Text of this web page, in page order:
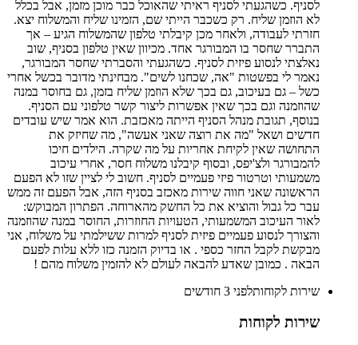
לסניף. כשהגעתי לסניף ראיתי שהאוכל כבר מוכן מזמן, אבל בכלל
לא הוזמן שליח. רק כשכבר הייתי שם, הזמינו שליח והמשלוח יצא.
חזרתי לעבודה, ולאחר מכן קיבלתי טלפון שהמשלוח הגיע – אך
התברר שחסר בו המבורגר אחד. מכיוון שאין טלפון בסניף, שוב
נאלצתי לנסוע פיזית לסניף. כשהגעתי והסברתי שחסר המבורגר,
נאמר לי בפשטות "אה, שכחנו לשים". מבחינתי מדובר בכשל אחרי
כשל – גם בעיכוב, גם בכך שלא הוזמן שליח בזמן, גם בחוסר במנה
שהוזמנה וגם בכך שאין אפשרות ליצור קשר טלפוני עם הסניף.
בנוסף, תגובת מנהל הסניף הייתה מאכזבת. הוא אמר שיש עובדים
חדשים ושאל "מה את רוצה שאני אעשה", מה שחיזק את
התחושה שאין לקיחת אחריות על מה שקרה. הילדים חיכו
להמבורגר ולצ'יפס, ובסוף קיבלנו משלוח חסר, אחרי עיכוב
משמעותי וטרטור פיזי פעמיים לסניף. חשוב לי לציין שזו לא הפעם
הראשונה שאני חווה שירות מאכזב בסניף הזה, אבל הפעם זה ממש
עבר כל גבול והוציא את כל החשק מהארוחה. הפתרון המבוקש:
לאור העיכוב המשמעותי, הטעויות החוזרות, החוסר במנה שהוזמנה
והצורך לנסוע פעמיים פיזית לסניף למרות ששילמתי על משלוח, אני
מבקשת לקבל החזר כספי . או בדיוק הזמנה כזו ללא עלות לפעם
הבאה . כמובן שאדע להבאה לעולם לא להזמין משלוח מהם !
שירות לקוחותלפני 3 חודשים
שירות לקוחות